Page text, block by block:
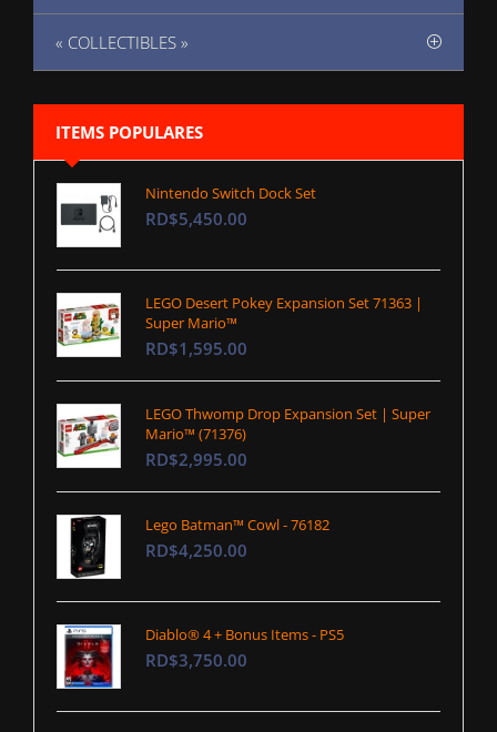
« COLLECTIBLES »
ITEMS POPULARES
Nintendo Switch Dock Set
RD$5,450.00
LEGO Desert Pokey Expansion Set 71363 |
Super Mario™
RD$1,595.00
LEGO Thwomp Drop Expansion Set | Super
Mario™ (71376)
RD$2,995.00
Lego Batman™ Cowl - 76182
RD$4,250.00
Diablo® 4 + Bonus Items - PS5
RD$3,750.00